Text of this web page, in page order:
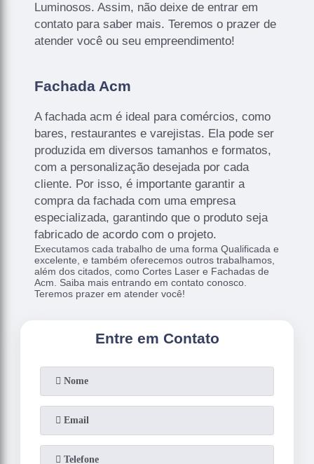
Luminosos. Assim, não deixe de entrar em
contato para saber mais. Teremos o prazer de
atender você ou seu empreendimento!
Fachada Acm
A fachada acm é ideal para comércios, como
bares, restaurantes e varejistas. Ela pode ser
produzida em diversos tamanhos e formatos,
com a personalização desejada por cada
cliente. Por isso, é importante garantir a
compra da fachada com uma empresa
especializada, garantindo que o produto seja
fabricado de acordo com o projeto.
Executamos cada trabalho de uma forma Qualificada e
excelente, e também oferecemos outros trabalhamos,
além dos citados, como Cortes Laser e Fachadas de
Acm. Saiba mais entrando em contato conosco.
Teremos prazer em atender você!
Entre em Contato